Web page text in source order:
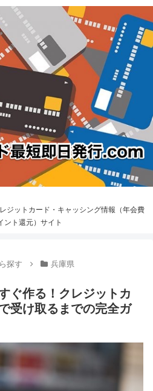
ジットカード・キャッシング情報（年会費
ント還元）サイト
探す 兵庫県
ぐ作る！クレジットカ
受け取るまでの完全ガ